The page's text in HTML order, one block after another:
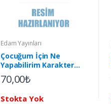
Edam Yayınları
Çocuğum İçin Ne
Yapabilirim Karakter
Eğitimi
70,00₺
Stokta Yok